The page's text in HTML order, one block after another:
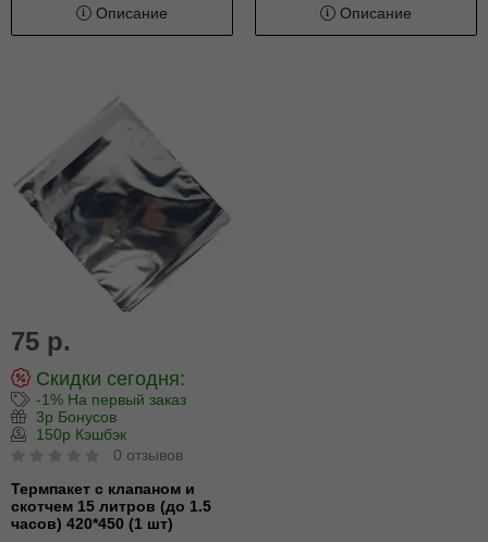
Описание Описание
75 р.
Скидки сегодня:
-1% На первый заказ
3р Бонусов
150р Кэшбэк
0 отзывов
Термпакет с клапаном и
скотчем 15 литров (до 1.5
часов) 420*450 (1 шт)